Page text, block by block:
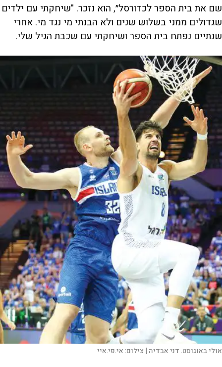
שם את בית הספר לכדורסל״, הוא נזכר. "שיחקתי עם ילדים
שגדולים ממני בשלוש שנים ולא הבנתי מי נגד מי. אחרי
שנתיים נפתח בית הספר ושיחקתי עם שכבת הגיל שלי.
אולי באוגוסט. דני אבדיה | צילום:אי.פי.איי